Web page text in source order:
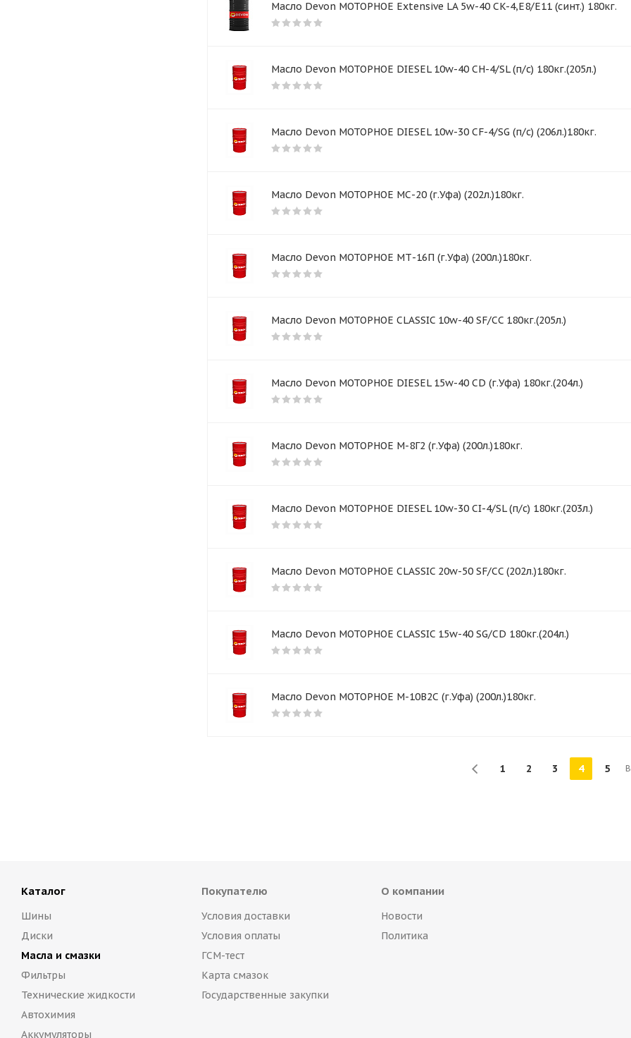
Масло Devon МОТОРНОЕ Extensive LA 5w-40 CK-4,E8/E11 (синт.) 180кг.
Масло Devon МОТОРНОЕ DIESEL 10w-40 CH-4/SL (п/с) 180кг.(205л.)
Масло Devon МОТОРНОЕ DIESEL 10w-30 CF-4/SG (п/с) (206л.)180кг.
Масло Devon МОТОРНОЕ МС-20 (г.Уфа) (202л.)180кг.
Масло Devon МОТОРНОЕ МТ-16П (г.Уфа) (200л.)180кг.
Масло Devon МОТОРНОЕ CLASSIC 10w-40 SF/CC 180кг.(205л.)
Масло Devon МОТОРНОЕ DIESEL 15w-40 CD (г.Уфа) 180кг.(204л.)
Масло Devon МОТОРНОЕ М-8Г2 (г.Уфа) (200л.)180кг.
Масло Devon МОТОРНОЕ DIESEL 10w-30 CI-4/SL (п/с) 180кг.(203л.)
Масло Devon МОТОРНОЕ CLASSIC 20w-50 SF/CC (202л.)180кг.
Масло Devon МОТОРНОЕ CLASSIC 15w-40 SG/CD 180кг.(204л.)
Масло Devon МОТОРНОЕ М-10В2С (г.Уфа) (200л.)180кг.
1 2 3 4 5
Каталог
Шины
Диски
Масла и смазки
Фильтры
Технические жидкости
Автохимия
Аккумуляторы
Покупателю
Условия доставки
Условия оплаты
ГСМ-тест
Карта смазок
Государственные закупки
О компании
Новости
Политика